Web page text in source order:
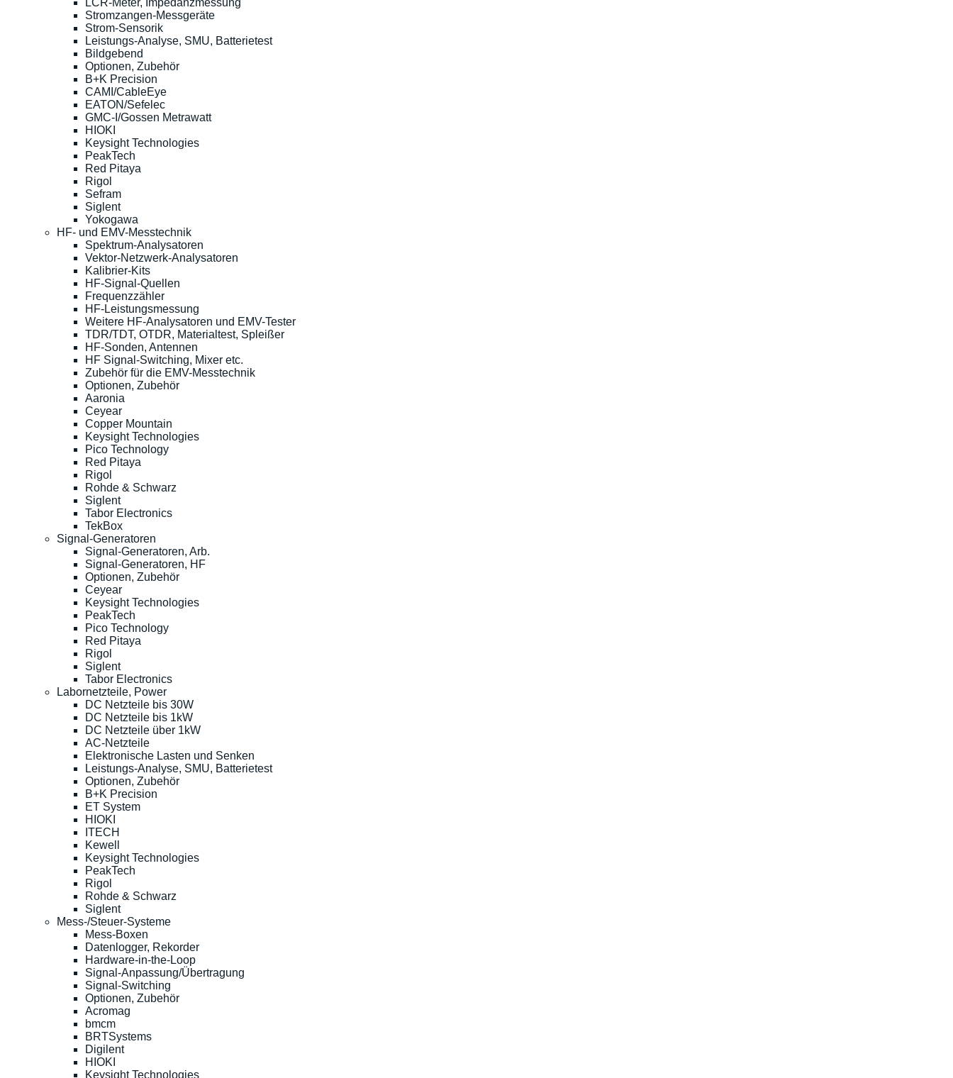
Stromzangen-Messgeräte
Strom-Sensorik
Leistungs-Analyse, SMU, Batterietest
Bildgebend
Optionen, Zubehör
B+K Precision
CAMI/CableEye
EATON/Sefelec
GMC-I/Gossen Metrawatt
HIOKI
Keysight Technologies
PeakTech
Red Pitaya
Rigol
Sefram
Siglent
Yokogawa
HF- und EMV-Messtechnik
Spektrum-Analysatoren
Vektor-Netzwerk-Analysatoren
Kalibrier-Kits
HF-Signal-Quellen
Frequenzzähler
HF-Leistungsmessung
Weitere HF-Analysatoren und EMV-Tester
TDR/TDT, OTDR, Materialtest, Spleißer
HF-Sonden, Antennen
HF Signal-Switching, Mixer etc.
Zubehör für die EMV-Messtechnik
Optionen, Zubehör
Aaronia
Ceyear
Copper Mountain
Keysight Technologies
Pico Technology
Red Pitaya
Rigol
Rohde & Schwarz
Siglent
Tabor Electronics
TekBox
Signal-Generatoren
Signal-Generatoren, Arb.
Signal-Generatoren, HF
Optionen, Zubehör
Ceyear
Keysight Technologies
PeakTech
Pico Technology
Red Pitaya
Rigol
Siglent
Tabor Electronics
Labornetzteile, Power
DC Netzteile bis 30W
DC Netzteile bis 1kW
DC Netzteile über 1kW
AC-Netzteile
Elektronische Lasten und Senken
Leistungs-Analyse, SMU, Batterietest
Optionen, Zubehör
B+K Precision
ET System
HIOKI
ITECH
Kewell
Keysight Technologies
PeakTech
Rigol
Rohde & Schwarz
Siglent
Mess-/Steuer-Systeme
Mess-Boxen
Datenlogger, Rekorder
Hardware-in-the-Loop
Signal-Anpassung/Übertragung
Signal-Switching
Optionen, Zubehör
Acromag
bmcm
BRTSystems
Digilent
HIOKI
Keysight Technologies